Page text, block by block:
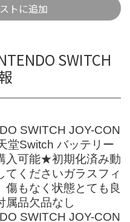
トに追加
SWITCH
SWITCH JOY-CON
堂Switch バッテリー
入可能★初期化済み動
くださいガラスフィ
傷もなく状態とても良
属品欠品なし
SWITCH JOY-CON